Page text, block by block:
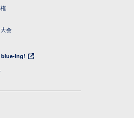
会
blue-ing!